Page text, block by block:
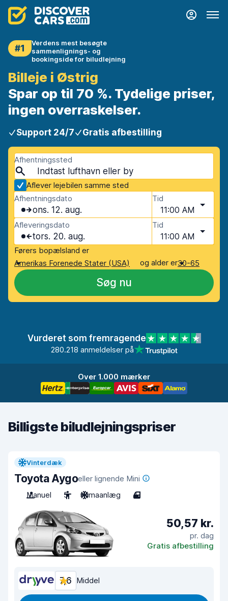
#1
Verdens mest besøgte
sammenlignings- og
bookingside for biludlejning
Billeje i Østrig
Spar op til 70 %. Tydelige priser,
ingen overraskelser.
Support 24/7 Gratis afbestilling
Afhentningssted
Aflever lejebilen samme sted
Afhentningsdato
ons. 12. aug.
Tid
11:00 AM
Afleveringsdato
tors. 20. aug.
Tid
11:00 AM
Førers bopælsland er
Amerikas Forenede Stater (USA)
og alder er30-65
Søg nu
Vurderet som fremragende
280.218 anmeldelser på
Over 1.000 mærker
Billigste biludlejningspriser
Vinterdæk
Toyota Aygoeller lignende Mini
Manuel
5 Klimaanlæg 4
50,57 kr.
pr. dag
Gratis afbestilling
7,6 Middel